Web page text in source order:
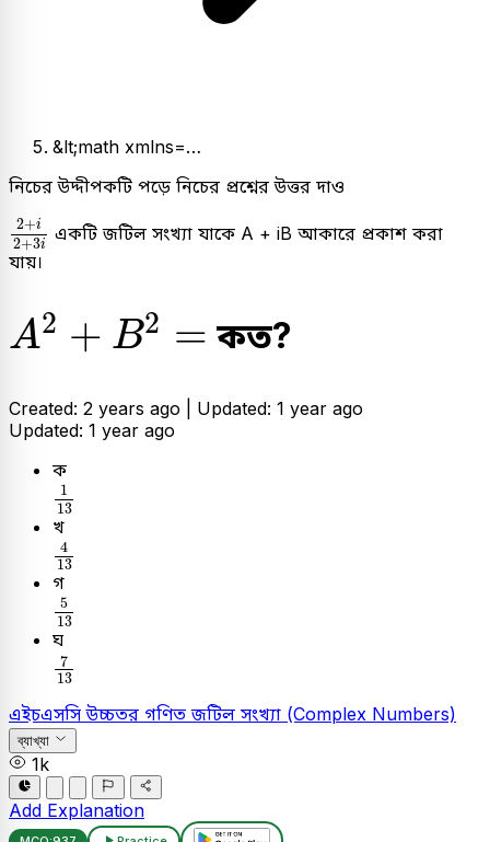
&lt;math xmlns=…
নিচের উদ্দীপকটি পড়ে নিচের প্রশ্নের উত্তর দাও
2+i
2+3i
2+i i
একটি জটিল সংখ্যা যাকে A + iB আকারে প্রকাশ করা
যায়।
A2 + B2 =
A2 + B2= কত?
Created: 2 years ago | Updated: 1 year ago
Updated: 1 year ago
ক
1
13
113
খ
4
13
4
গ
5
13
513
ঘ
7
13
713
এইচএসসিউচ্চতর গণিতজটিল সংখ্যা (Complex Numbers)
ব্যাখ্যা
1k
Add Explanation